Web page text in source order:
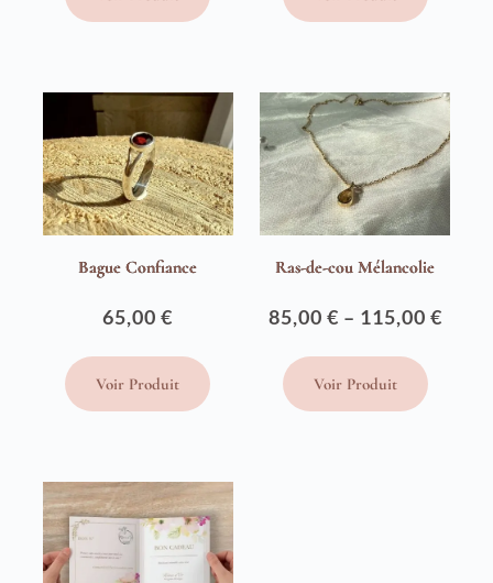
prix :
110,00 €
Bague Confiance
65,00€
Voir Produit
Ras-de-cou Mélancolie
85,00 € – 115,00 €
Plage
de
prix :
Voir Produit